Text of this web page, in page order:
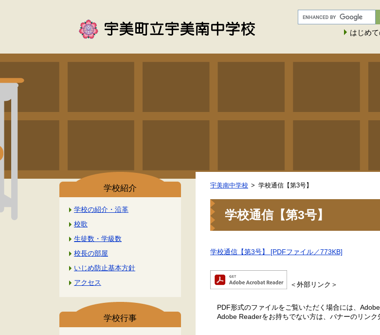
はじめ
学校紹介
学校の紹介・沿革
校歌
生徒数・学級数
校長の部屋
いじめ防止基本方針
アクセス
学校行事
宇美南中学校 学校通信【第3号】
学校通信【第3号】
学校通信【第3号】 [PDFファイル／773KB]
＜外部リンク＞
PDF形式のファイルをご覧いただく場合には、
Adobe Readerをお持ちでない方は、バナーのリンク